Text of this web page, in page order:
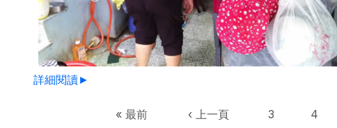
詳細閱讀►
First page
« 最前 Previous page
‹ 上一頁 Page
3 Page
4